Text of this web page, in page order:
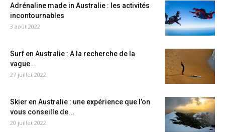
Adrénaline made in Australie : les activités
incontournables
3 août 2022
Surf en Australie : A la recherche de la
vague...
27 juillet 2022
Skier en Australie : une expérience que l’on
vous conseille de...
20 juillet 2022